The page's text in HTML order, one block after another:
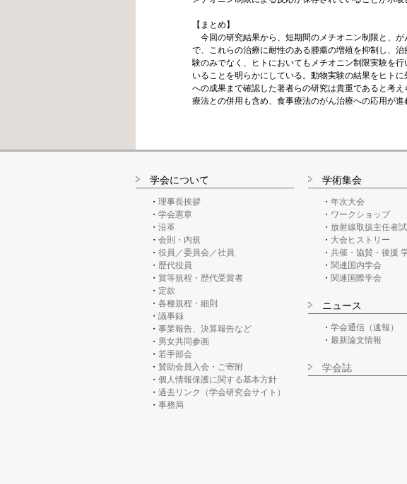
【まとめ】
今回の研究結果から、短期間のメチオニン制限と、
で、これらの治療に耐性のある腫瘍の増殖を抑制し、
験のみでなく、ヒトにおいてもメチオニン制限実験を
いることを明らかにしている。動物実験の結果をヒト
への成果まで確認した著者らの研究は貴重であると考
療法との併用も含め、食事療法のがん治療への応用が進
学会について
理事長挨拶
学会憲章
沿革
会則・内規
役員／委員会／社員
歴代役員
賞等規程・歴代受賞者
定款
各種規程・細則
議事録
事業報告、決算報告など
男女共同参画
若手部会
賛助会員入会・ご寄附
個人情報保護に関する基本方針
過去リンク（学会研究会サイト）
事務局
学術集会
年次大会
ワークショップ
放射線取扱主任者
大会ヒストリー
共催・協賛・後援
関連国内学会
関連国際学会
ニュース
学会通信（速報）
最新論文情報
学会誌